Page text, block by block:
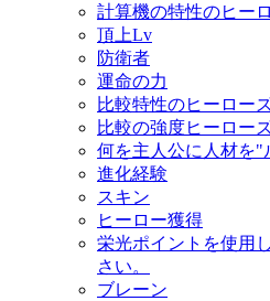
計算機の特性のヒー
頂上Lv
防衛者
運命の力
比較特性のヒーロー
比較の強度ヒーロー
何を主人公に人材を"
進化経験
スキン
ヒーロー獲得
栄光ポイントを使用
さい。
ブレーン